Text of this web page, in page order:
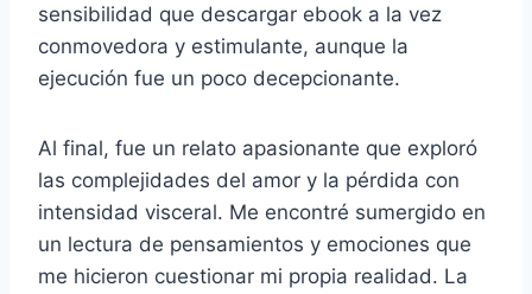
sensibilidad que descargar ebook a la vez
conmovedora y estimulante, aunque la
ejecución fue un poco decepcionante.
Al final, fue un relato apasionante que exploró
las complejidades del amor y la pérdida con
intensidad visceral. Me encontré sumergido en
un lectura de pensamientos y emociones que
me hicieron cuestionar mi propia realidad. La